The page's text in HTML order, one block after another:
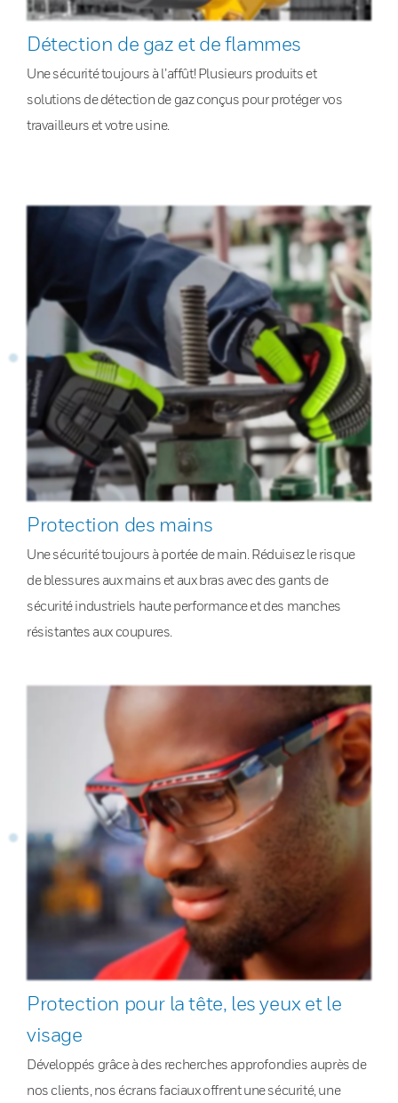
Détection de gaz et de flammes
Une sécurité toujours à l’affût! Plusieurs produits et
solutions de détection de gaz conçus pour protéger vos
travailleurs et votre usine.
Protection des mains
Une sécurité toujours à portée de main. Réduisez le risque
de blessures aux mains et aux bras avec des gants de
sécurité industriels haute performance et des manches
résistantes aux coupures.
Protection pour la tête, les yeux et le
visage
Développés grâce à des recherches approfondies auprès de
nos clients, nos écrans faciaux offrent une sécurité, une